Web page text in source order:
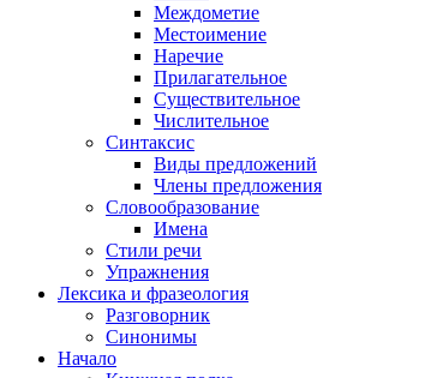
Междометие
Местоимение
Наречие
Прилагательное
Существительное
Числительное
Синтаксис
Виды предложений
Члены предложения
Словообразование
Имена
Стили речи
Упражнения
Лексика и фразеология
Разговорник
Синонимы
Начало